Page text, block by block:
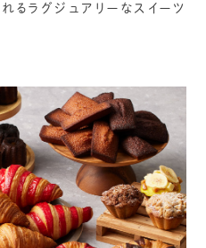
るラグジュアリーなスイーツ